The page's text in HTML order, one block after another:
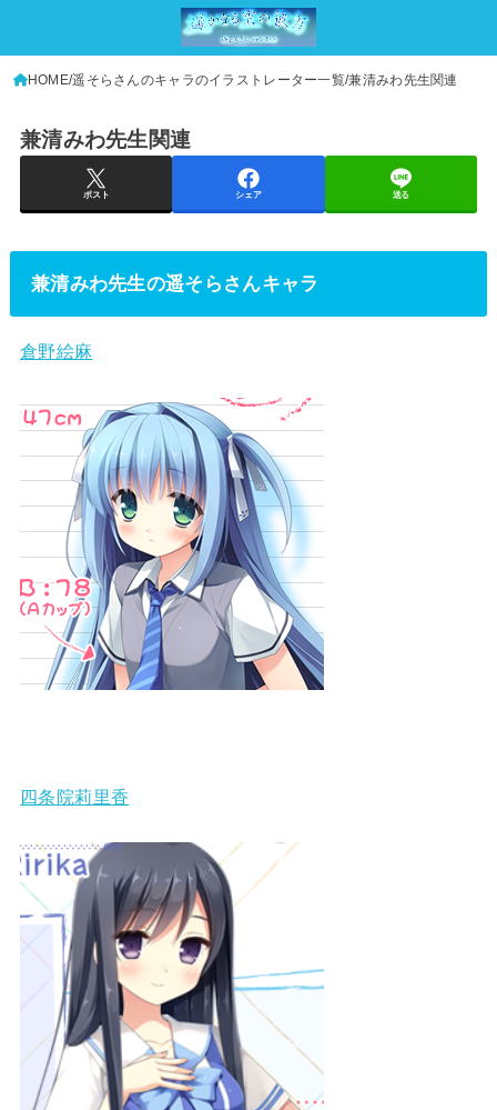
HOME 遥そらさんのキャラのイラストレーター一覧 兼清みわ先生関連
兼清みわ先生関連
ポスト シェア 送る
兼清みわ先生の遥そらさんキャラ
倉野絵麻
四条院莉里香